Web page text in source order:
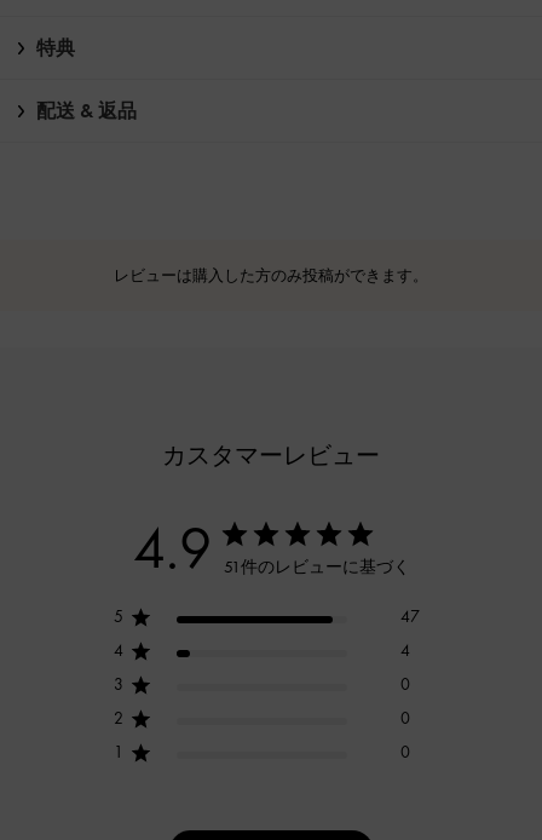
特典
配送 & 返品
レビューは購入した方のみ投稿ができます。
カスタマーレビュー
4.9 51件のレビューに基づく
5
47
4
4
3
0
2
0
1
0